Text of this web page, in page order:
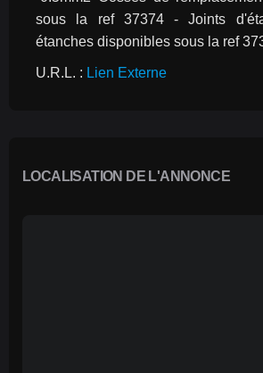
sous la ref 37374 - Joints
étanches disponibles sous la ref
U.R.L. : Lien Externe
LOCALISATION DE L'ANNONCE